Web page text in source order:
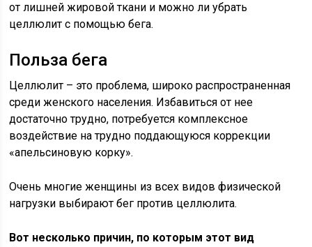
от лишней жировой ткани и можно ли убрать
целлюлит с помощью бега.
Польза бега
Целлюлит – это проблема, широко распространенная
среди женского населения. Избавиться от нее
достаточно трудно, потребуется комплексное
воздействие на трудно поддающуюся коррекции
«апельсиновую корку».
Очень многие женщины из всех видов физической
нагрузки выбирают бег против целлюлита.
Вот несколько причин, по которым этот вид